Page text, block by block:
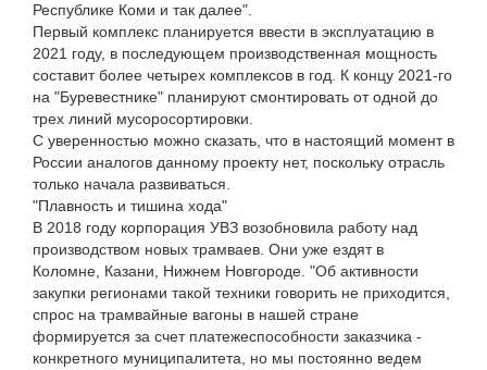
Республике Коми и так далее".
Первый комплекс планируется ввести в эксплуатацию в
2021 году, в последующем производственная мощность
составит более четырех комплексов в год. К концу 2021-го
на "Буревестнике" планируют смонтировать от одной до
трех линий мусоросортировки.
С уверенностью можно сказать, что в настоящий момент в
России аналогов данному проекту нет, поскольку отрасль
только начала развиваться.
"Плавность и тишина хода"
В 2018 году корпорация УВЗ возобновила работу над
производством новых трамваев. Они уже ездят в
Коломне, Казани, Нижнем Новгороде. "Об активности
закупки регионами такой техники говорить не приходится,
спрос на трамвайные вагоны в нашей стране
формируется за счет платежеспособности заказчика -
конкретного муниципалитета, но мы постоянно ведем